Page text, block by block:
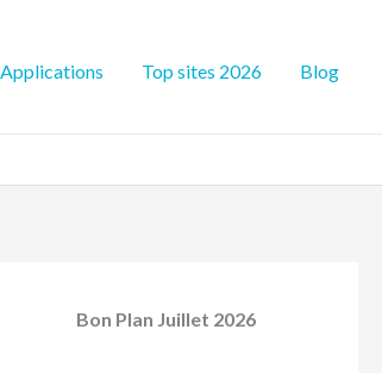
Applications Top sites 2026 Blog
Bon Plan Juillet 2026